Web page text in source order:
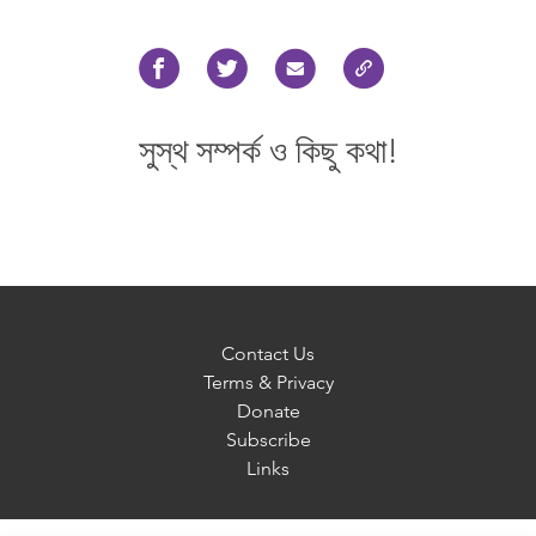
সুস্থ সম্পর্ক ও কিছু কথা!
Contact Us
Terms & Privacy
Donate
Subscribe
Links